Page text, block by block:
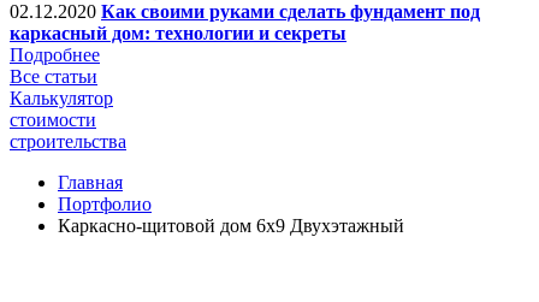
02.12.2020 Как своими руками сделать фундамент под
каркасный дом: технологии и секреты
Подробнее
Все статьи
Калькулятор
стоимости
строительства
Главная
Портфолио
Каркасно-щитовой дом 6х9 Двухэтажный